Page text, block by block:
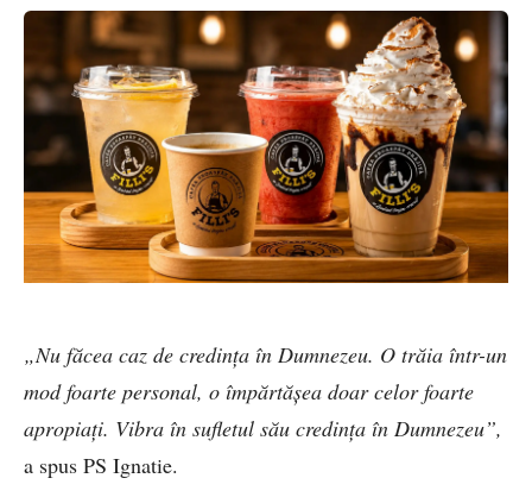
„Nu făcea caz de credința în Dumnezeu. O trăia într-un
mod foarte personal, o împărtășea doar celor foarte
apropiați. Vibra în sufletul său credința în Dumnezeu”,
a spus PS Ignatie.